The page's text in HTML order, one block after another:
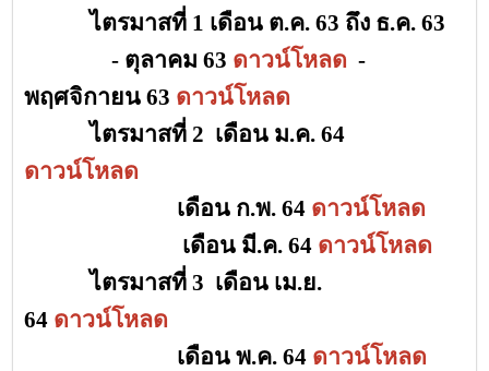
ไตรมาสที่ 1 เดือน ต.ค. 63 ถึง ธ.ค. 63
- ตุลาคม 63 ดาวน์โหลด -
พฤศจิกายน 63 ดาวน์โหลด
ไตรมาสที่ 2 เดือน ม.ค. 64
ดาวน์โหลด
เดือน ก.พ. 64 ดาวน์โหลด
เดือน มี.ค. 64 ดาวน์โหลด
ไตรมาสที่ 3 เดือน เม.ย.
64 ดาวน์โหลด
เดือน พ.ค. 64 ดาวน์โหลด